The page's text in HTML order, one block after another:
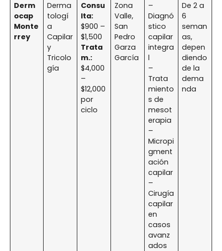
Derm
ocap
Monte
rrey
Derma
tologí
a
Capilar
y
Tricolo
gía
Consu
lta:
$900 –
$1,500
Trata
m.:
$4,000
–
$12,000
por
ciclo
Zona
Valle,
San
Pedro
Garza
García
–
Diagnó
stico
capilar
integra
l
–
Trata
miento
s de
mesot
erapia
–
Micropi
gment
ación
capilar
–
Cirugía
capilar
en
casos
avanz
ados
De 2 a
6
seman
as,
depen
diendo
de la
dema
nda